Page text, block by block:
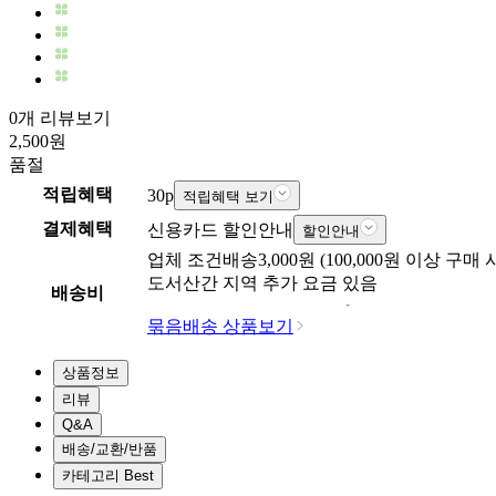
0개 리뷰보기
2,500원
품절
적립혜택
30p 적립혜택 보기
결제혜택 신용카드 할인안내 할인안내
배송비
업체 조건배송3,000원 (100,000원 이상 구매
도서산간 지역 추가 요금 있음
묶음배송 상품보기
상품정보
리뷰
Q&A
배송/교환/반품
카테고리 Best